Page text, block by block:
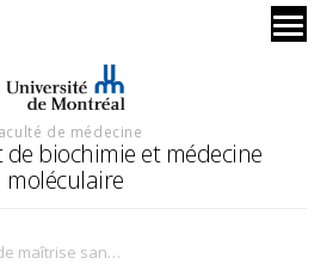
de médecine
biochimie et médecine
moléculaire
Plan global étude maîtrise sans mémoire